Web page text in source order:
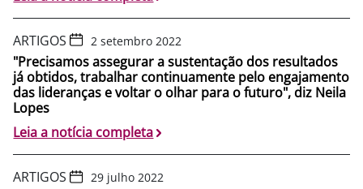
ARTIGOS 2 setembro 2022
"Precisamos assegurar a sustentação dos resultados
já obtidos, trabalhar continuamente pelo engajamento
das lideranças e voltar o olhar para o futuro", diz Neila
Lopes
Leia a notícia completa
ARTIGOS 29 julho 2022